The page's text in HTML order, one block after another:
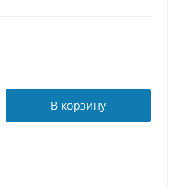
В корзину